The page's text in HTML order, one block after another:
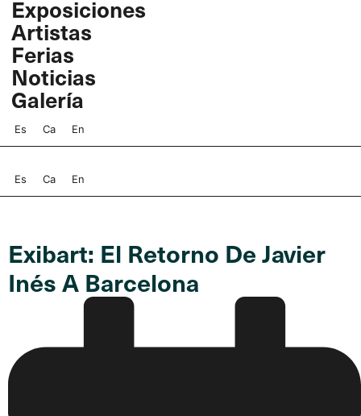
contenido
Exposiciones
Artistas
Ferias
Noticias
Galería
Es Ca En
Es Ca En
Exibart: El Retorno De Javier
Inés A Barcelona